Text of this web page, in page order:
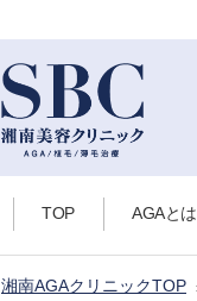
TOP AGAとは
湘南AGAクリニックTOP